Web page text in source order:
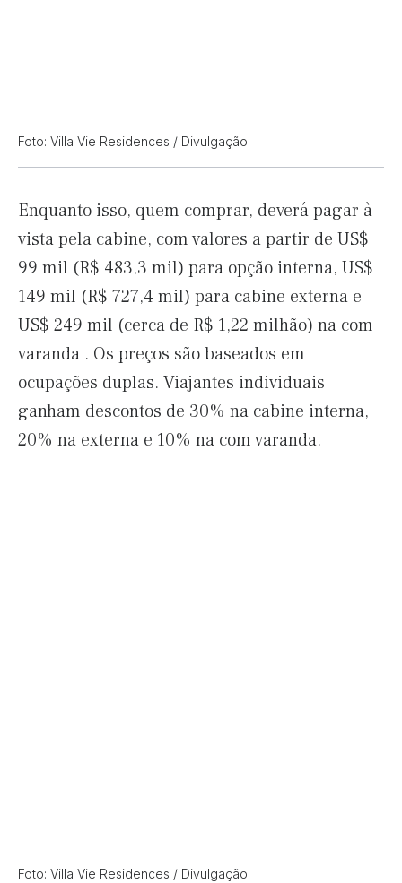
Foto: Villa Vie Residences / Divulgação
Enquanto isso, quem comprar, deverá pagar à
vista pela cabine, com valores a partir de US$
99 mil (R$ 483,3 mil) para opção interna, US$
149 mil (R$ 727,4 mil) para cabine externa e
US$ 249 mil (cerca de R$ 1,22 milhão) na com
varanda . Os preços são baseados em
ocupações duplas. Viajantes individuais
ganham descontos de 30% na cabine interna,
20% na externa e 10% na com varanda.
Foto: Villa Vie Residences / Divulgação